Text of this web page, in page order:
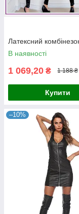
Латексний
В наявності
1 069,20 ₴ 1 188 ₴
Купити
–10%